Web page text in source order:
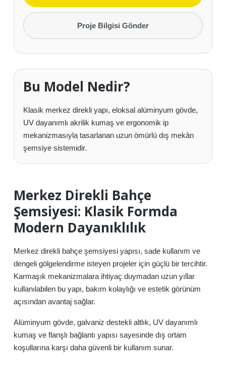
Proje Bilgisi Gönder
Bu Model Nedir?
Klasik merkez direkli yapı, eloksal alüminyum gövde,
UV dayanımlı akrilik kumaş ve ergonomik ip
mekanizmasıyla tasarlanan uzun ömürlü dış mekân
şemsiye sistemidir.
Merkez Direkli Bahçe
Şemsiyesi: Klasik Formda
Modern Dayanıklılık
Merkez direkli bahçe şemsiyesi yapısı, sade kullanım ve
dengeli gölgelendirme isteyen projeler için güçlü bir tercihtir.
Karmaşık mekanizmalara ihtiyaç duymadan uzun yıllar
kullanılabilen bu yapı, bakım kolaylığı ve estetik görünüm
açısından avantaj sağlar.
Alüminyum gövde, galvaniz destekli altlık, UV dayanımlı
kumaş ve flanşlı bağlantı yapısı sayesinde dış ortam
koşullarına karşı daha güvenli bir kullanım sunar.